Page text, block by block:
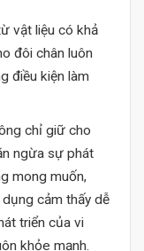
vật liệu có khả
đôi chân luôn
điều kiện làm
chỉ giữ cho
ngừa sự phát
mong muốn,
cảm thấy dễ
triển của vi
khỏe mạnh.